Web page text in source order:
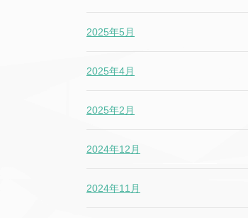
2025年5月
2025年4月
2025年2月
2024年12月
2024年11月